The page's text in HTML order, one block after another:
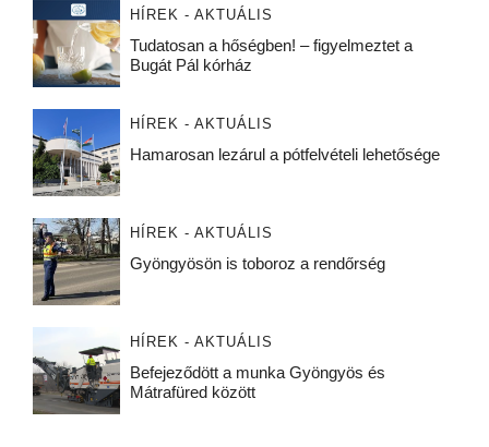
HÍREK - AKTUÁLIS
Tudatosan a hőségben! – figyelmeztet a
Bugát Pál kórház
HÍREK - AKTUÁLIS
Hamarosan lezárul a pótfelvételi lehetősége
HÍREK - AKTUÁLIS
Gyöngyösön is toboroz a rendőrség
HÍREK - AKTUÁLIS
Befejeződött a munka Gyöngyös és
Mátrafüred között